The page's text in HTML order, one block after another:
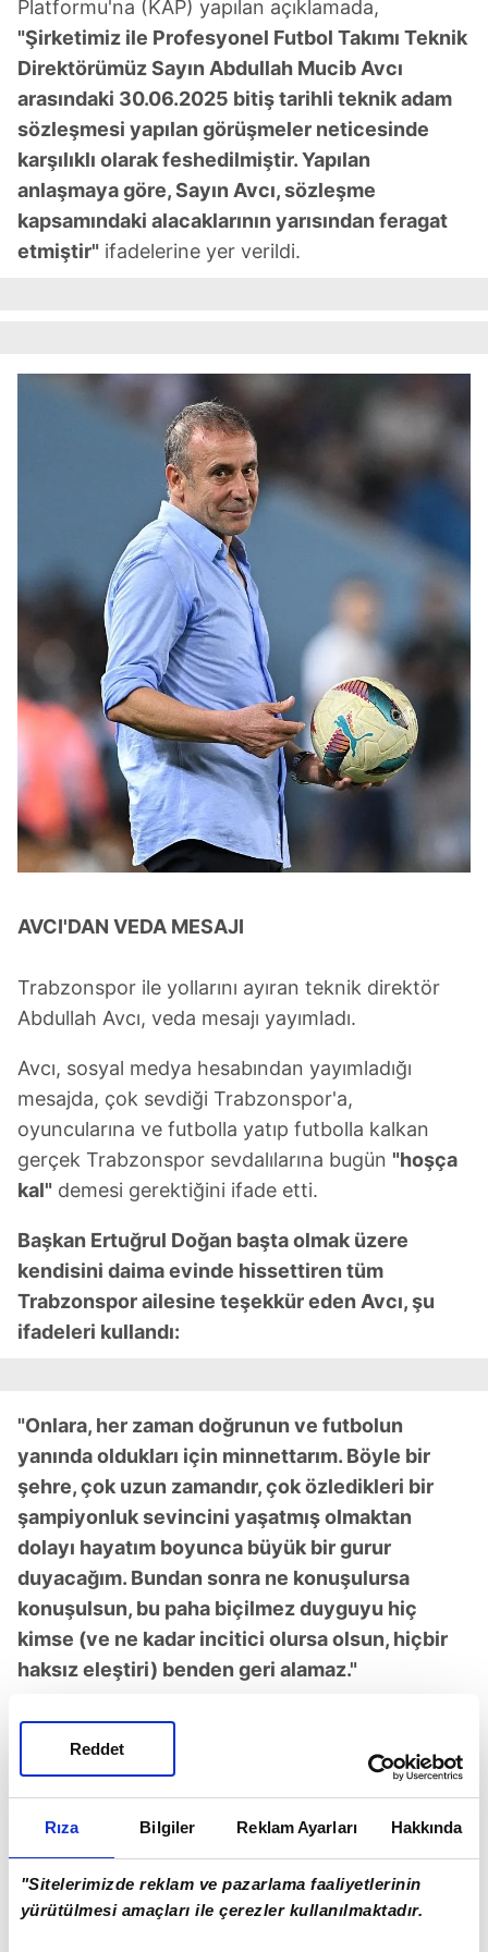
Rıza Bilgiler Reklam Ayarları Hakkında
"Sitelerimizde reklam ve pazarlama faaliyetlerinin
yürütülmesi amaçları ile çerezler kullanılmaktadır.
Reddet
Platformu'na (KAP) yapılan açıklamada,
"Şirketimiz ile Profesyonel Futbol Takımı Teknik
Direktörümüz Sayın Abdullah Mucib Avcı
arasındaki 30.06.2025 bitiş tarihli teknik adam
sözleşmesi yapılan görüşmeler neticesinde
karşılıklı olarak feshedilmiştir. Yapılan
anlaşmaya göre, Sayın Avcı, sözleşme
kapsamındaki alacaklarının yarısından feragat
etmiştir" ifadelerine yer verildi.
AVCI'DAN VEDA MESAJI
Trabzonspor ile yollarını ayıran teknik direktör
Abdullah Avcı, veda mesajı yayımladı.
Avcı, sosyal medya hesabından yayımladığı
mesajda, çok sevdiği Trabzonspor'a,
oyuncularına ve futbolla yatıp futbolla kalkan
gerçek Trabzonspor sevdalılarına bugün "hoşça
kal" demesi gerektiğini ifade etti.
Başkan Ertuğrul Doğan başta olmak üzere
kendisini daima evinde hissettiren tüm
Trabzonspor ailesine teşekkür eden Avcı, şu
ifadeleri kullandı:
"Onlara, her zaman doğrunun ve futbolun
yanında oldukları için minnettarım. Böyle bir
şehre, çok uzun zamandır, çok özledikleri bir
şampiyonluk sevincini yaşatmış olmaktan
dolayı hayatım boyunca büyük bir gurur
duyacağım. Bundan sonra ne konuşulursa
konuşulsun, bu paha biçilmez duyguyu hiç
kimse (ve ne kadar incitici olursa olsun, hiçbir
haksız eleştiri) benden geri alamaz."
Avcı, belki bugün değil ama bir gün mutlaka
değeri anlaşılacak iki şeyin altını çizerek veda
etmek istediğini vurgulayarak, şunları kaydetti:
"Pedro, Batagov, Cham, Cihan, Dragus
transferleri, önümüzdeki 3 yıl için bu takımın
iskeletini oluşturacak, çok dikkatli ve titiz bir
anlayışla gerçekleştirildi. Mevcut kadro, milli